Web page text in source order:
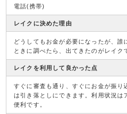
電話(携帯)
レイクに決めた理由
どうしてもお金が必要になったが、誰
ときに調べたら、出てきたのがレイク
レイクを利用して良かった点
すぐに審査も通り、すぐにお金が振り
は引き落としにできます。利用状況は
便利です。